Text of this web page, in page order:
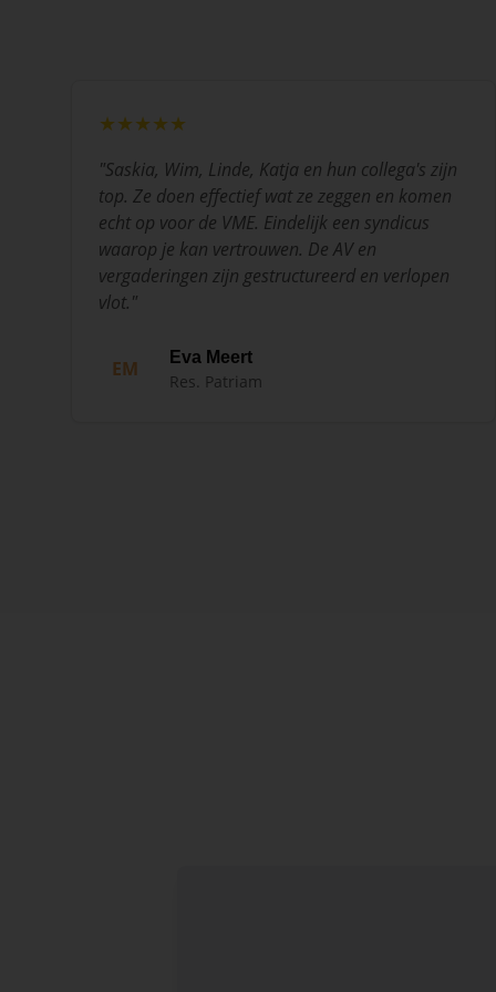
★★★★★
"Saskia, Wim, Linde, Katja en hun collega's zijn
top. Ze doen effectief wat ze zeggen en komen
echt op voor de VME. Eindelijk een syndicus
waarop je kan vertrouwen. De AV en
vergaderingen zijn gestructureerd en verlopen
vlot."
EM Eva Meert
Res. Patriam